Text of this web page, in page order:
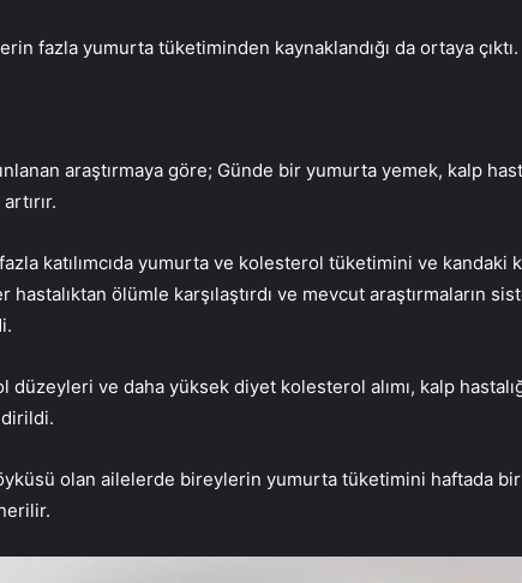
fazla yumurta tüketiminden kaynaklandığı da ortaya çıktı.
araştırmaya göre; Günde bir yumurta yemek, kalp
fazla katılımcıda yumurta ve kolesterol tüketimini ve kandaki
ölümle karşılaştırdı ve mevcut araştırmaların
düzeyleri ve daha yüksek diyet kolesterol alımı, kalp
olan ailelerde bireylerin yumurta tüketimini haftada